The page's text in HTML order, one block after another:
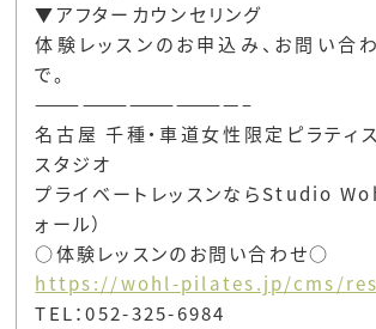
▼アフターカウンセリング
体験レッスンのお申込み、お問い合
で。
—————————————–
名古屋 千種・車道女性限定ピラティ
スタジオ
プライベートレッスンならStudio
ォール）
○体験レッスンのお問い合わせ○
https://wohl-pilates.jp/cms/
TEL：052-325-6984